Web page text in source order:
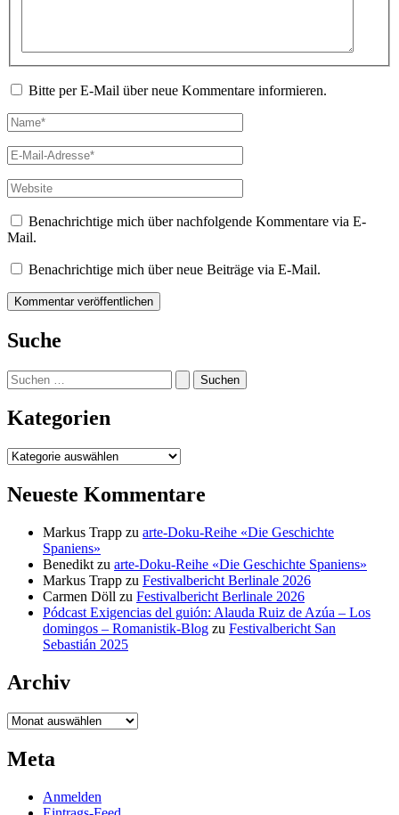
Bitte per E-Mail über neue Kommentare informieren.
Name*
E-
Mail-
Adresse*
Website
Benachrichtige mich über nachfolgende Kommentare via E-
Mail.
Benachrichtige mich über neue Beiträge via E-Mail.
Suche
Suchen
nach:
Kategorien
Kategorien
Neueste Kommentare
Markus Trapp zu arte-Doku-Reihe «Die Geschichte
Spaniens»
Benedikt zu arte-Doku-Reihe «Die Geschichte Spaniens»
Markus Trapp zu Festivalbericht Berlinale 2026
Carmen Döll zu Festivalbericht Berlinale 2026
Pódcast Exigencias del guión: Alauda Ruiz de Azúa – Los
domingos – Romanistik-Blog zu Festivalbericht San
Sebastián 2025
Archiv
Archiv
Meta
Anmelden